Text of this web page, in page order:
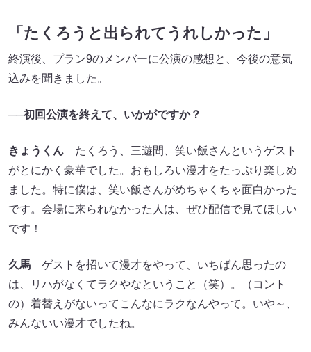
「たくろうと出られてうれしかった」
終演後、プラン9のメンバーに公演の感想と、今後の意気
込みを聞きました。
──初回公演を終えて、いかがですか？
きょうくん たくろう、三遊間、笑い飯さんというゲスト
がとにかく豪華でした。おもしろい漫才をたっぷり楽しめ
ました。特に僕は、笑い飯さんがめちゃくちゃ面白かった
です。会場に来られなかった人は、ぜひ配信で見てほしい
です！
久馬 ゲストを招いて漫才をやって、いちばん思ったの
は、リハがなくてラクやなということ（笑）。（コント
の）着替えがないってこんなにラクなんやって。いや～、
みんないい漫才でしたね。